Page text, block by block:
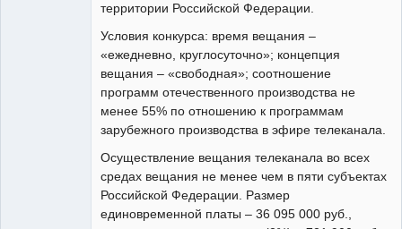
территории Российской Федерации.
Условия конкурса: время вещания –
«ежедневно, круглосуточно»; концепция
вещания – «свободная»; соотношение
программ отечественного производства не
менее 55% по отношению к программам
зарубежного производства в эфире телеканала.
Осуществление вещания телеканала во всех
средах вещания не менее чем в пяти субъектах
Российской Федерации. Размер
единовременной платы – 36 095 000 руб.,